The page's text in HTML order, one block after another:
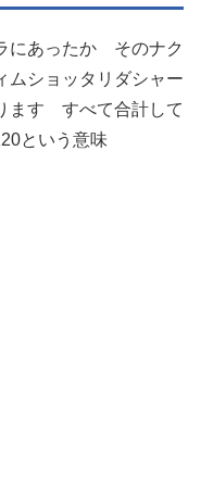
にあったか そのナク
ムショッタリダシャー
す すべて合計して
という意味